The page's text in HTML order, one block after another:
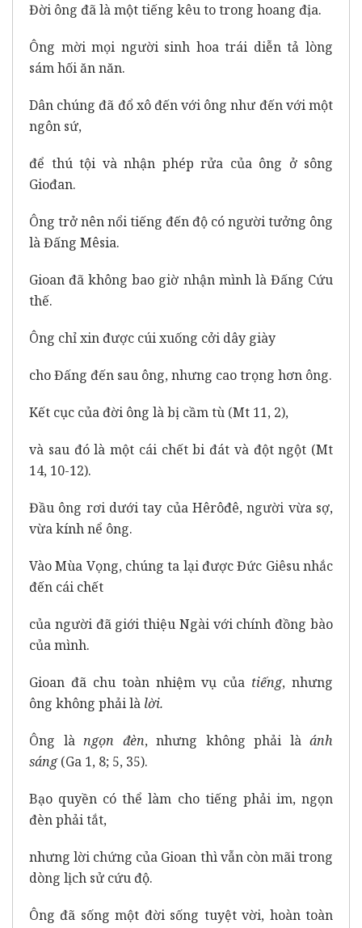
Đời ông đã là một tiếng kêu to trong hoang địa.
Ông mời mọi người sinh hoa trái diễn tả lòng
sám hối ăn năn.
Dân chúng đã đổ xô đến với ông như đến với một
ngôn sứ,
để thú tội và nhận phép rửa của ông ở sông
Giođan.
Ông trở nên nổi tiếng đến độ có người tưởng ông
là Đấng Mêsia.
Gioan đã không bao giờ nhận mình là Đấng Cứu
thế.
Ông chỉ xin được cúi xuống cởi dây giày
cho Đấng đến sau ông, nhưng cao trọng hơn ông.
Kết cục của đời ông là bị cầm tù (Mt 11, 2),
và sau đó là một cái chết bi đát và đột ngột (Mt
14, 10-12).
Đầu ông rơi dưới tay của Hêrôđê, người vừa sợ,
vừa kính nể ông.
Vào Mùa Vọng, chúng ta lại được Đức Giêsu nhắc
đến cái chết
của người đã giới thiệu Ngài với chính đồng bào
của mình.
Gioan đã chu toàn nhiệm vụ của tiếng, nhưng
ông không phải là lời.
Ông là ngọn đèn, nhưng không phải là ánh
sáng(Ga 1, 8; 5, 35).
Bạo quyền có thể làm cho tiếng phải im, ngọn
đèn phải tắt,
nhưng lời chứng của Gioan thì vẫn còn mãi trong
dòng lịch sử cứu độ.
Ông đã sống một đời sống tuyệt vời, hoàn toàn